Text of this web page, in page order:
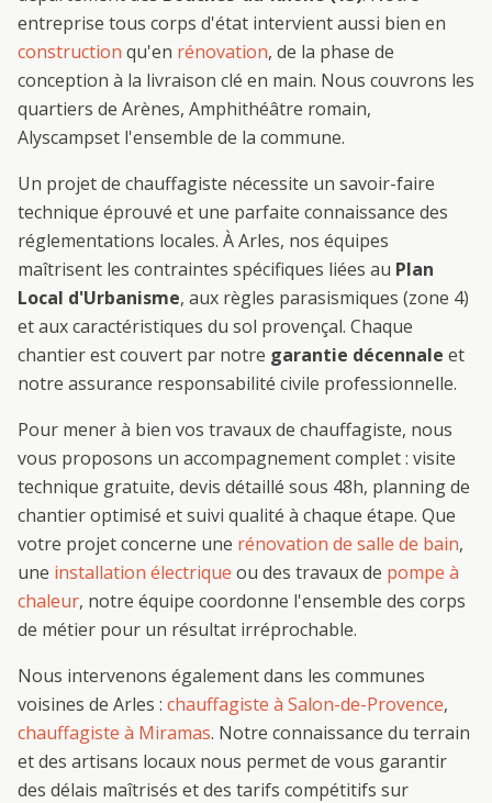
entreprise tous corps d'état intervient aussi bien en
construction qu'en rénovation, de la phase de
conception à la livraison clé en main. Nous couvrons les
quartiers de Arènes, Amphithéâtre romain,
Alyscampset l'ensemble de la commune.
Un projet de chauffagiste nécessite un savoir-faire
technique éprouvé et une parfaite connaissance des
réglementations locales. ÀArles, nos équipes
maîtrisent les contraintes spécifiques liées au Plan
Local d'Urbanisme, aux règles parasismiques (zone 4)
et aux caractéristiques du sol provençal. Chaque
chantier est couvert par notre garantie décennale et
notre assurance responsabilité civile professionnelle.
Pour mener à bien vos travaux de chauffagiste, nous
vous proposons un accompagnement complet : visite
technique gratuite, devis détaillé sous 48h, planning de
chantier optimisé et suivi qualité à chaque étape. Que
votre projet concerne une rénovation de salle de bain,
une installation électrique ou des travaux de pompe à
chaleur, notre équipe coordonne l'ensemble des corps
de métier pour un résultat irréprochable.
Nous intervenons également dans les communes
voisines de Arles : chauffagiste à Salon-de-Provence,
chauffagiste à Miramas. Notre connaissance du terrain
et des artisans locaux nous permet de vous garantir
des délais maîtrisés et des tarifs compétitifs sur